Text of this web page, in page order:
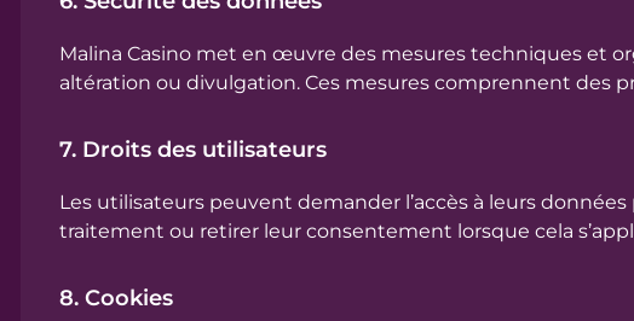
Malina Casino met en œuvre des mesures techniques et
altération ou divulgation. Ces mesures comprennent des
7. Droits des utilisateurs
Les utilisateurs peuvent demander l’accès à leurs
traitement ou retirer leur consentement lorsque cela
8. Cookies